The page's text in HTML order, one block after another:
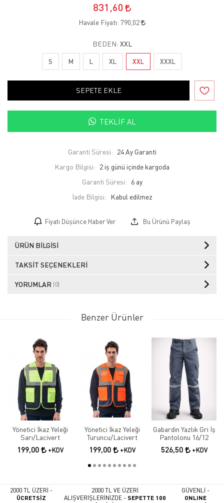
831,60
Havale Fiyatı: 790,02
BEDEN: XXL
S M L XL XXL XXXL
SEPETE EKLE
TEKLIF AL
Garanti Süresi: 24 Ay Garanti
Kargo Bilgisi: 2 iş günü içinde kargoda
Garanti Süresi: 6 ay
İade Bilgisi:
Fiyatı Düşünce Haber Ver Bu Ürünü Paylaş
ÜRÜN BILGISI
TAKSIT SEÇENEKLERI
YORUMLAR (0)
Benzer Ürünler
Yönetici İkaz Yeleği
Sarı/Lacivert
199,00 +KDV
Yönetici İkaz Yeleği
Turuncu/Lacivert
199,00 +KDV
Gabardin Yazlık Gri İş
Pantolonu 16/12
526,50 +KDV
2000 TL ÜZERİ -
ÜCRETSİZ
2000 TL VE ÜZERİ
ALIŞVERİŞLERİNİZDE -SEPETTE 100
GÜVENLİ -
ONLINE